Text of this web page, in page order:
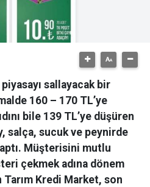
sallayacak bir
160 – 170 TL’ye
bile 139 TL’ye düşüren
salça, sucuk ve peynirde
Müşterisini mutlu
çekmek adına dönem
Kredi Market, son